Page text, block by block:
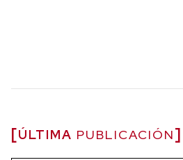
ÚLTIMA PUBLICACIÓN